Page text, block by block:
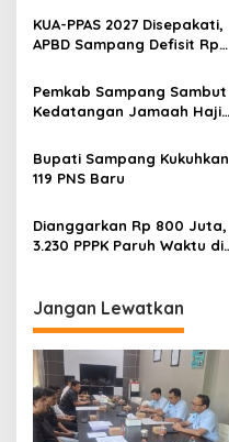
KUA-PPAS 2027 Disepakati,
APBD Sampang Defisit Rp
Pemkab Sampang Sambut
Kedatangan Jamaah Haji
Trunojoyo
Bupati Sampang Kukuhkan
119 PNS Baru
Dianggarkan Rp 800 Juta,
3.230 PPPK Paruh Waktu di
Jangan Lewatkan